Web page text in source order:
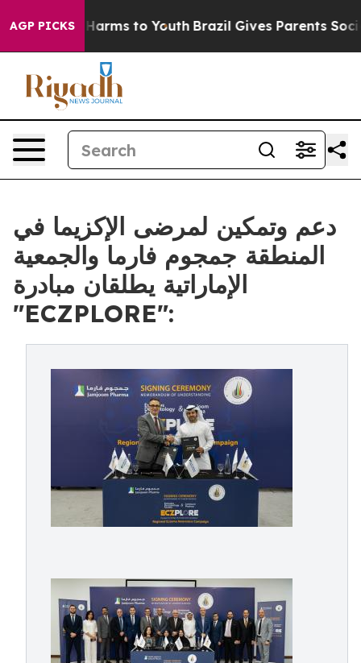
AGP PICKS
Abate Harms to Youth Brazil Gives Parents Social
دعم وتمكين لمرضى الإكزيما في
المنطقة جمجوم فارما والجمعية
الإماراتية يطلقان مبادرة
"ECZPLORE":